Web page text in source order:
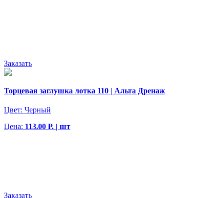
Заказать
Торцевая заглушка лотка 110 | Альта Дренаж
Цвет: Черный
Цена: 113.00 Р. | шт
Заказать